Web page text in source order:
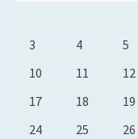
3
4 5
10
11 12
17
18 19
24
25 26